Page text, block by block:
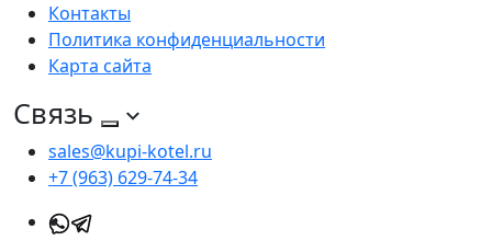
Контакты
Политика конфиденциальности
Карта сайта
Связь
sales@kupi-kotel.ru
+7 (963) 629-74-34